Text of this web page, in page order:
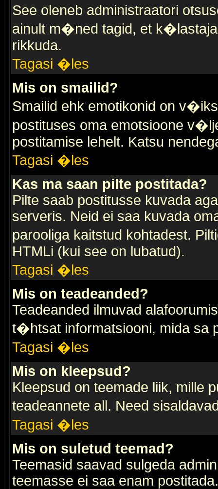
See oleneb administraatori
ainult m�ned tagid, et
rikkuda.
Tagasi �les
Mis on smailid?
Smailid ehk emotikonid on
postituses oma emotsioone
postitamise lehelt. Katsu
Tagasi �les
Kas ma saan pilte postitada?
Pilte saab postitusse kuvada
serveris. Neid ei saa kuvada
parooliga kaitstud kohtadest.
HTMLi (kui see on lubatud).
Tagasi �les
Mis on teadeanded?
Teadeanded ilmuvad
t�htsat informatsiooni, mida sa
Tagasi �les
Mis on kleepsud?
Kleepsud on teemade liik, mille
teadeannete all. Need
Tagasi �les
Mis on suletud teemad?
Teemasid saavad sulgeda
teemasse ei saa enam postitada.